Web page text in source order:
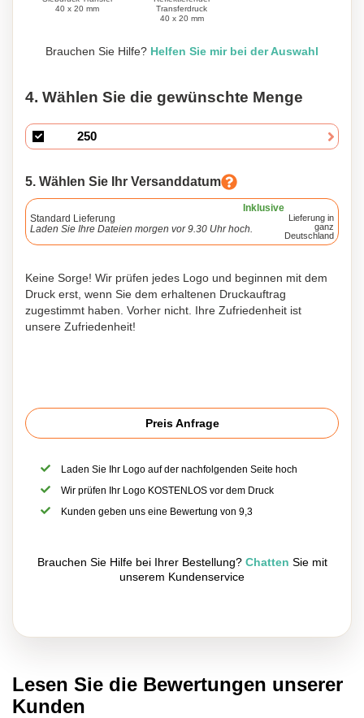
40 x 20 mm
Transferdruck
40 x 20 mm
Brauchen Sie Hilfe? Helfen Sie mir bei der Auswahl
4. Wählen Sie die gewünschte Menge
5. Wählen Sie Ihr Versanddatum
Inklusive
Standard Lieferung
Laden Sie Ihre Dateien morgen vor 9.30 Uhr hoch.
Lieferung in
ganz
Deutschland
Keine Sorge! Wir prüfen jedes Logo und beginnen mit dem
Druck erst, wenn Sie dem erhaltenen Druckauftrag
zugestimmt haben. Vorher nicht. Ihre Zufriedenheit ist
unsere Zufriedenheit!
Preis Anfrage
Laden Sie Ihr Logo auf der nachfolgenden Seite hoch
Wir prüfen Ihr Logo KOSTENLOS vor dem Druck
Kunden geben uns eine Bewertung von 9,3
Brauchen Sie Hilfe bei Ihrer Bestellung? Chatten Sie mit
unserem Kundenservice
Lesen Sie die Bewertungen unserer
Kunden